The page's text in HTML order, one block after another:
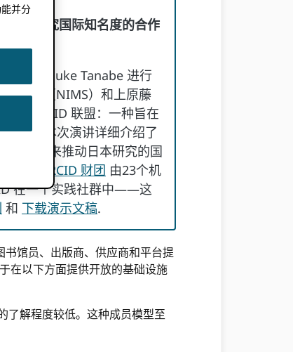
日本研究国际知名度的合作
与 Kosuke Tanabe 进行
究所
（NIMS）和上原藤
日本 ORCID 联盟：一种旨在
式。” 本次演讲详细介绍了
盟模式来推动日本研究的国
日本 ORCID 财团 由23个机
在一个实践社群中——这
和 下载演示文稿.
馆员、出版商、供应商和平台提
在以下方面提供开放的基础设施
了解程度较低。这种成员模型至
并分